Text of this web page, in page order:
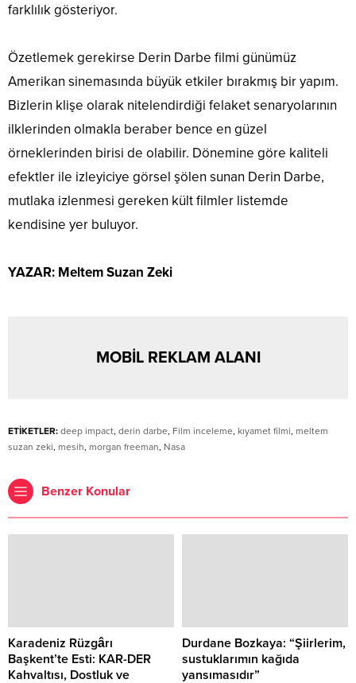
farklılık gösteriyor.
Özetlemek gerekirse Derin Darbe filmi günümüz
Amerikan sinemasında büyük etkiler bırakmış bir yapım.
Bizlerin klişe olarak nitelendirdiği felaket senaryolarının
ilklerinden olmakla beraber bence en güzel
örneklerinden birisi de olabilir. Dönemine göre kaliteli
efektler ile izleyiciye görsel şölen sunan Derin Darbe,
mutlaka izlenmesi gereken kült filmler listemde
kendisine yer buluyor.
YAZAR: Meltem Suzan Zeki
MOBİL REKLAM ALANI
ETİKETLER: deep impact, derin darbe, Film inceleme, kıyamet filmi, meltem
suzan zeki, mesih, morgan freeman, Nasa
Benzer Konular
Karadeniz Rüzgârı
Başkent’te Esti: KAR-DER
Kahvaltısı, Dostluk ve
Durdane Bozkaya: “Şiirlerim,
sustuklarımın kağıda
yansımasıdır”